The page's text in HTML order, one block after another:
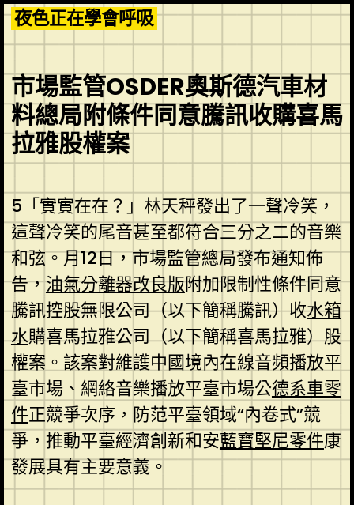
Skip
to
content
夜色正在學會呼吸
市場監管OSDER奧斯德汽車材
料總局附條件同意騰訊收購喜馬
拉雅股權案
5「實實在在？」林天秤發出了一聲冷笑，
這聲冷笑的尾音甚至都符合三分之二的音樂
和弦。月12日，市場監管總局發布通知佈
告，油氣分離器改良版附加限制性條件同意
騰訊控股無限公司（以下簡稱騰訊）收水箱
水購喜馬拉雅公司（以下簡稱喜馬拉雅）股
權案。該案對維護中國境內在線音頻播放平
臺市場、網絡音樂播放平臺市場公德系車零
件正競爭次序，防范平臺領域“內卷式”競
爭，推動平臺經濟創新和安藍寶堅尼零件康
發展具有主要意義。